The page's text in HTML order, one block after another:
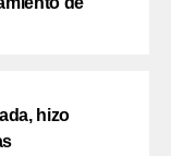
hizo